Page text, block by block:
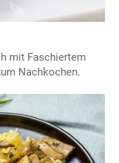
mit Faschiertem
Nachkochen.